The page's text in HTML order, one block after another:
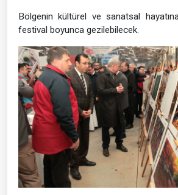
Bölgenin kültürel ve sanatsal
festival boyunca gezilebilecek.